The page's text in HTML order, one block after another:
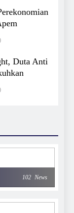
Duta Anti
102 News